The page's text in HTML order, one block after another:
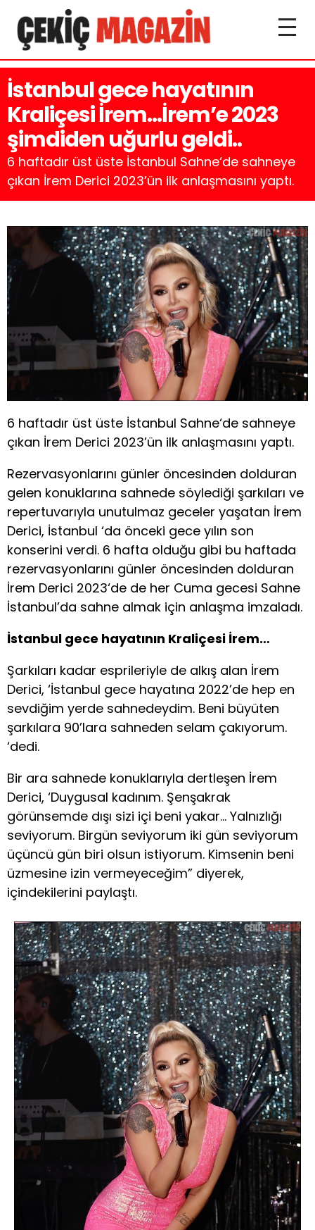
İstanbul gece hayatının
Kraliçesi İrem…İrem’e 2023
şimdiden uğurlu geldi..
6 haftadır üst üste İstanbul Sahne‘de sahneye
çıkan İrem Derici 2023’ün ilk anlaşmasını yaptı.
6 haftadır üst üste İstanbul Sahne‘de sahneye
çıkan İrem Derici 2023’ün ilk anlaşmasını yaptı.
Rezervasyonlarını günler öncesinden dolduran
gelen konuklarına sahnede söylediği şarkıları ve
repertuvarıyla unutulmaz geceler yaşatan İrem
Derici, İstanbul ‘da önceki gece yılın son
konserini verdi. 6 hafta olduğu gibi bu haftada
rezervasyonlarını günler öncesinden dolduran
İrem Derici 2023‘de de her Cuma gecesi Sahne
İstanbul’da sahne almak için anlaşma imzaladı.
İstanbul gece hayatının Kraliçesi İrem…
Şarkıları kadar esprileriyle de alkış alan İrem
Derici, ‘İstanbul gece hayatına 2022’de hep en
sevdiğim yerde sahnedeydim. Beni büyüten
şarkılara 90’lara sahneden selam çakıyorum.
‘dedi.
Bir ara sahnede konuklarıyla dertleşen İrem
Derici, ‘Duygusal kadınım. Şenşakrak
görünsemde dışı sizi içi beni yakar… Yalnızlığı
seviyorum. Birgün seviyorum iki gün seviyorum
üçüncü gün biri olsun istiyorum. Kimsenin beni
üzmesine izin vermeyeceğim” diyerek,
içindekilerini paylaştı.